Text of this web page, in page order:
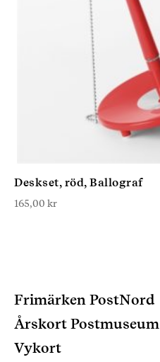
Deskset, röd, Ballograf
165,00 kr
Frimärken PostNord
Årskort Postmuseum
Vykort